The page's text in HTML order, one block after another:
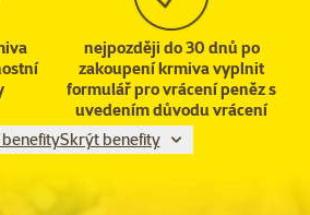
nejpozději do 30 dnů po
zakoupení krmiva vyplnit
formulář pro vrácení peněz s
uvedením důvodu vrácení
Skrýt benefity